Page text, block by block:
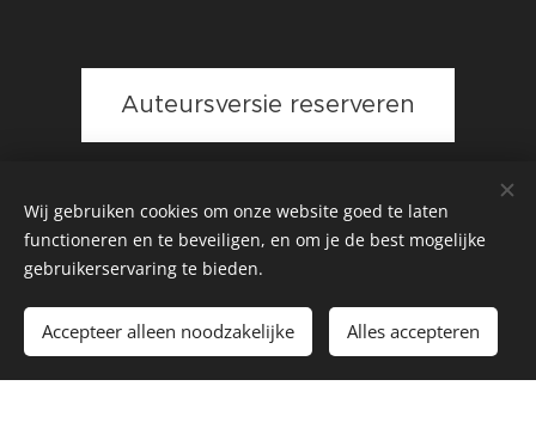
Auteursversie reserveren
Gaëtan Algoet
Mogelijk gemaakt doorWebnode Cookies
Maak een gratis website. Begin
Wij gebruiken cookies om onze website goed te laten
functioneren en te beveiligen, en om je de best mogelijke
gebruikerservaring te bieden.
Accepteer alleen noodzakelijke Alles accepteren